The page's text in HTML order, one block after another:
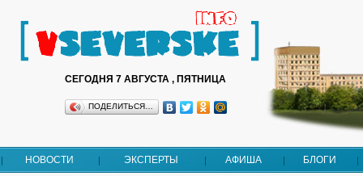
СЕГОДНЯ 7 АВГУСТА , ПЯТНИЦА
ПОДЕЛИТЬСЯ…
НОВОСТИ ЭКСПЕРТЫ АФИША БЛОГИ